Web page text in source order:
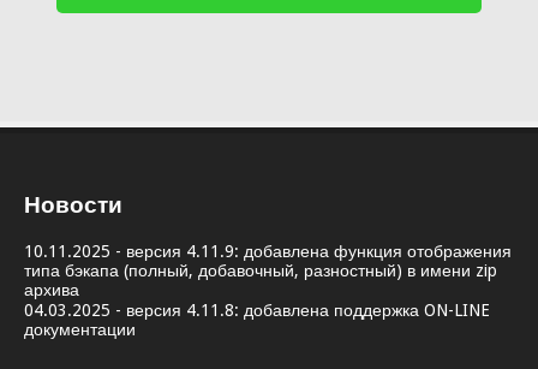
Новости
10.11.2025 - версия 4.11.9: добавлена функция отображения
типа бэкапа (полный, добавочный, разностный) в имени zip
архива
04.03.2025 - версия 4.11.8: добавлена поддержка ON-LINE
документации